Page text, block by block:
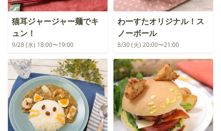
猫耳ジャージャー麺でキ
ュン！
9/28 (水) 18:00〜19:00
わーすたオリジナル！ス
ノーボール
8/30 (火) 20:00〜21:00